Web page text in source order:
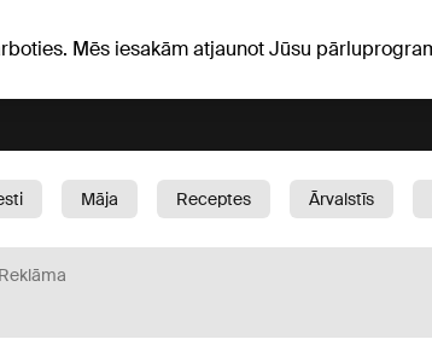
Mēs iesakām atjaunot Jūsu
Māja Receptes Ārvalstīs
Reklāma